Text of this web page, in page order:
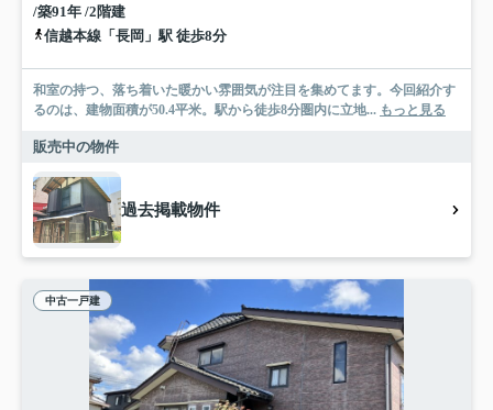
/築91年 /2階建
信越本線「長岡」駅 徒歩8分
和室の持つ、落ち着いた暖かい雰囲気が注目を集めてます。今回紹介す
るのは、建物面積が50.4平米。駅から徒歩8分圏内に立地... もっと見る
販売中の物件
過去掲載物件
中古一戸建